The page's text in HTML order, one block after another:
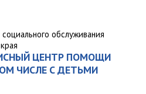
обслуживания
ЦЕНТР ПОМОЩИ
ЧИСЛЕ С ДЕТЬМИ